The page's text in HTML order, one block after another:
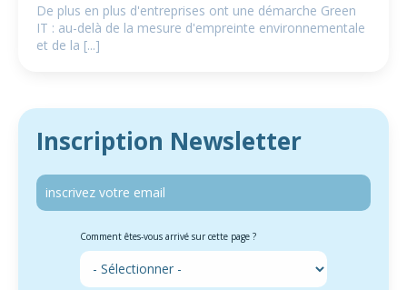
Inscription Newsletter
Comment êtes-vous arrivé sur cette page ?
De plus en plus d'entreprises ont une démarche Green
IT : au-delà de la mesure d'empreinte environnementale
et de la [...]